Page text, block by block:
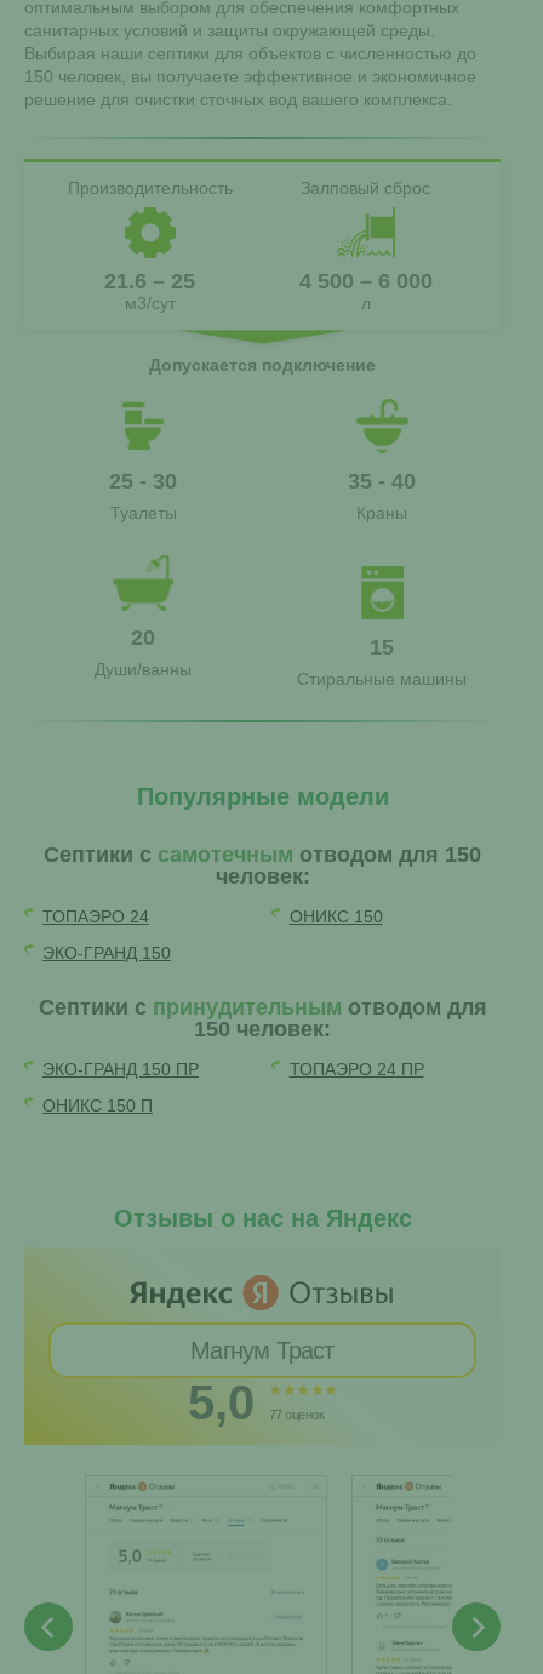
оптимальным выбором для обеспечения комфортных
санитарных условий и защиты окружающей среды.
Выбирая наши септики для объектов с численностью до
150 человек, вы получаете эффективное и экономичное
решение для очистки сточных вод вашего комплекса.
Производительность
21.6 – 25
м3/сут
Залповый сброс
4 500 – 6 000
л
Допускается подключение
25 - 30
Туалеты
35 - 40
Краны
20
Души/ванны
15
Стиральные машины
Популярные модели
Септики с самотечным отводом для 150
человек:
ТОПАЭРО 24
ЭКО-ГРАНД 150
ОНИКС 150
Септики с принудительным отводом для
150 человек:
ЭКО-ГРАНД 150 ПР
ОНИКС 150 П
ТОПАЭРО 24 ПР
Отзывы о нас на Яндекс
Магнум Траст
5,0 77 оценок